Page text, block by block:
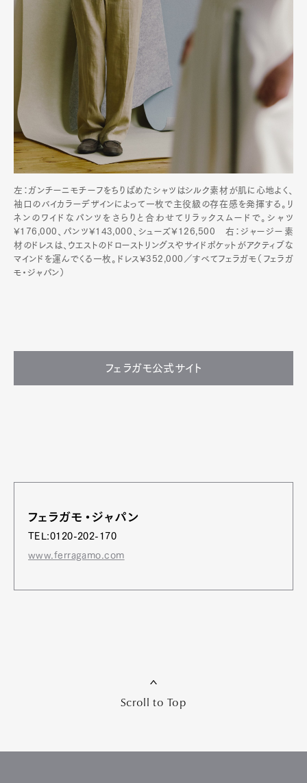
左：ガンチーニモチーフをちりばめたシャツはシルク素材が肌に心地よく、
袖口のバイカラーデザインによって一枚で主役級の存在感を発揮する。リ
ネンのワイドなパンツをさらりと合わせてリラックスムードで。シャツ
¥176,000、パンツ¥143,000、シューズ¥126,500 右：ジャージー素
材のドレスは、ウエストのドローストリングスやサイドポケットがアクティブな
マインドを運んでくる一枚。ドレス¥352,000／すべてフェラガモ（フェラガ
モ・ジャパン）
フェラガモ公式サイト
フェラガモ・ジャパン
TEL:0120-202-170
www.ferragamo.com
Scroll to Top